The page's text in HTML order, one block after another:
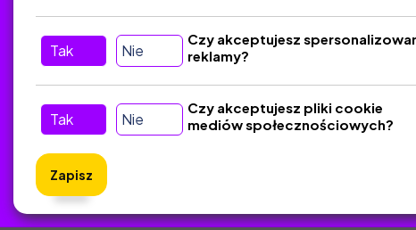
Tak Nie
Czy akceptujesz
reklamy?
Tak Nie
Czy akceptujesz pliki cookie
mediów społecznościowych?
Zapisz